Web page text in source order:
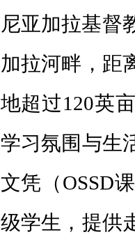
尼亚加拉基督
加拉河畔，距
地超过120英
学习氛围与生
文凭（OSSD
级学生，提供